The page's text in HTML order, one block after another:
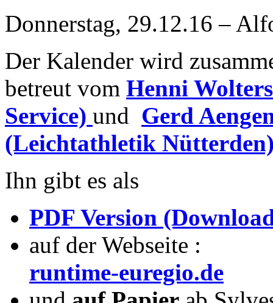
Donnerstag, 29.12.16 –
Der Kalender wird
betreut vom Henni
Service) und Gerd
(Leichtathletik
Ihn gibt es als
PDF Version
auf der Webseite :
runtime-euregio.de